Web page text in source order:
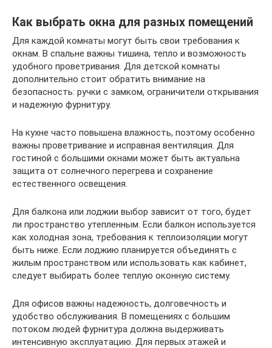
Как выбрать окна для разных помещений
Для каждой комнаты могут быть свои требования к
окнам. В спальне важны тишина, тепло и возможность
удобного проветривания. Для детской комнаты
дополнительно стоит обратить внимание на
безопасность: ручки с замком, ограничители открывания
и надежную фурнитуру.
На кухне часто повышена влажность, поэтому особенно
важны проветривание и исправная вентиляция. Для
гостиной с большими окнами может быть актуальна
защита от солнечного перегрева и сохранение
естественного освещения.
Для балкона или лоджии выбор зависит от того, будет
ли пространство утепленным. Если балкон используется
как холодная зона, требования к теплоизоляции могут
быть ниже. Если лоджию планируется объединять с
жилым пространством или использовать как кабинет,
следует выбирать более теплую оконную систему.
Для офисов важны надежность, долговечность и
удобство обслуживания. В помещениях с большим
потоком людей фурнитура должна выдерживать
интенсивную эксплуатацию. Для первых этажей и